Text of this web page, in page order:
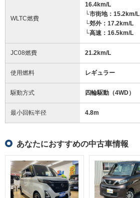
WLTC燃費
16.4km/L
└市街地：15.2km/L
└郊外：17.2km/L
└高速：16.5km/L
JC08燃費 21.2km/L
使用燃料 レギュラー
駆動方式 四輪駆動（4WD）
最小回転半径 4.8m
あなたにおすすめの中古車情報